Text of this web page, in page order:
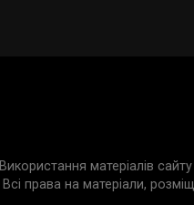
Використання матеріалів
Всі права на матеріали,